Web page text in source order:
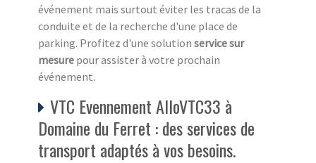
événement mais surtout éviter les tracas de la
conduite et de la recherche d'une place de
parking. Profitez d'une solution service sur
mesure pour assister à votre prochain
événement.
VTC Evennement AlloVTC33 à
Domaine du Ferret : des services de
transport adaptés à vos besoins.